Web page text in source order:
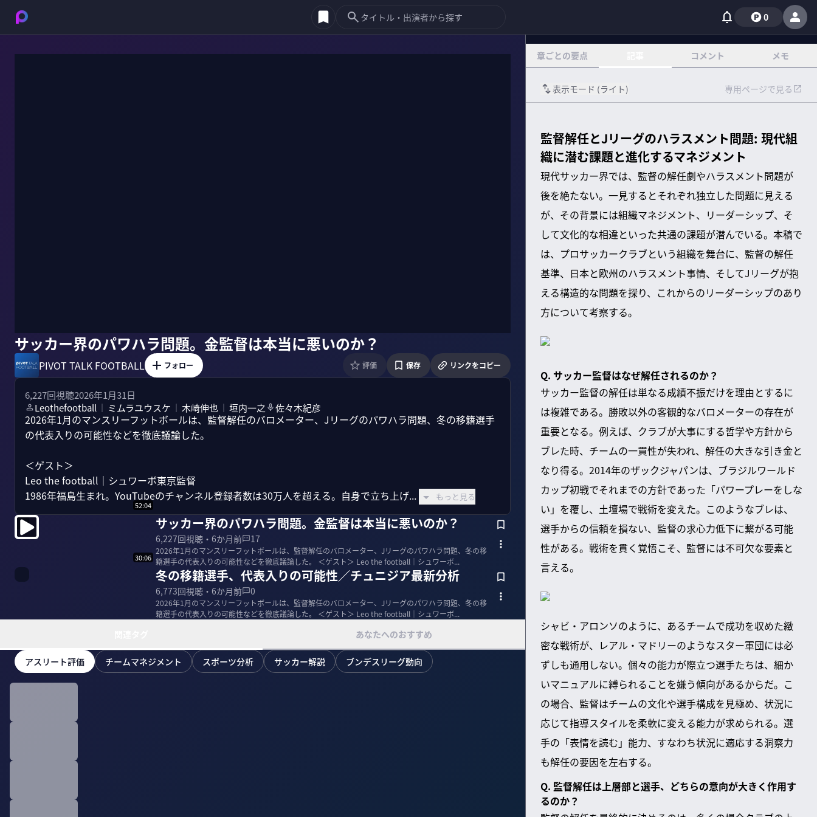
0
サッカー界のパワハラ問題。金監督は本当に悪いのか？
PIVOT TALK FOOTBALL フォロー 評価 保存 リンクをコピー
6,227回視聴2026年1月31日
Leothefootball ｜ ミムラユウスケ ｜ 木崎伸也 ｜ 垣内一之 佐々木紀彦
2026年1月のマンスリーフットボールは、監督解任のバロメーター、Jリーグのパワハラ問題、冬の移籍選手
の代表入りの可能性などを徹底議論した。
＜ゲスト＞
Leo the football｜シュワーボ東京監督
1986年福島生まれ。YouTubeのチャンネル登録者数は30万人を超える。自身で立ち上げ...
もっと見る
52:04
サッカー界のパワハラ問題。金監督は本当に悪いのか？
6,227回視聴・ 6か月前 17
2026年1月のマンスリーフットボールは、監督解任のバロメーター、Jリーグのパワハラ問題、冬の移
籍選手の代表入りの可能性などを徹底議論した。 ＜ゲスト＞ Leo the football｜シュワーボ...
30:06
冬の移籍選手、代表入りの可能性／チュニジア最新分析
6,773回視聴・ 6か月前 0
2026年1月のマンスリーフットボールは、監督解任のバロメーター、Jリーグのパワハラ問題、冬の移
籍選手の代表入りの可能性などを徹底議論した。 ＜ゲスト＞ Leo the football｜シュワーボ...
あなたへのおすすめ
アスリート評価 チームマネジメント スポーツ分析 サッカー解説 ブンデスリーグ動向
章ごとの要点 コメント メモ
表示モード (ライト) 専用ページで見る
監督解任とJリーグのハラスメント問題: 現代組
織に潜む課題と進化するマネジメント
現代サッカー界では、監督の解任劇やハラスメント問題が
後を絶たない。一見するとそれぞれ独立した問題に見える
が、その背景には組織マネジメント、リーダーシップ、そ
して文化的な相違といった共通の課題が潜んでいる。本稿で
は、プロサッカークラブという組織を舞台に、監督の解任
基準、日本と欧州のハラスメント事情、そしてJリーグが抱
える構造的な問題を探り、これからのリーダーシップのあり
方について考察する。
Q. サッカー監督はなぜ解任されるのか？
サッカー監督の解任は単なる成績不振だけを理由とするに
は複雑である。勝敗以外の客観的なバロメーターの存在が
重要となる。例えば、クラブが大事にする哲学や方針から
ブレた時、チームの一貫性が失われ、解任の大きな引き金と
なり得る。2014年のザックジャパンは、ブラジルワールド
カップ初戦でそれまでの方針であった「パワープレーをしな
い」を覆し、土壇場で戦術を変えた。このようなブレは、
選手からの信頼を損ない、監督の求心力低下に繋がる可能
性がある。戦術を貫く覚悟こそ、監督には不可欠な要素と
言える。
シャビ・アロンソのように、あるチームで成功を収めた緻
密な戦術が、レアル・マドリーのようなスター軍団には必
ずしも通用しない。個々の能力が際立つ選手たちは、細か
いマニュアルに縛られることを嫌う傾向があるからだ。こ
の場合、監督はチームの文化や選手構成を見極め、状況に
応じて指導スタイルを柔軟に変える能力が求められる。選
手の「表情を読む」能力、すなわち状況に適応する洞察力
も解任の要因を左右する。
Q. 監督解任は上層部と選手、どちらの意向が大きく作用す
るのか？